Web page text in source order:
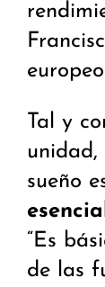
Tal y
sueño
esencial
“Es
de las